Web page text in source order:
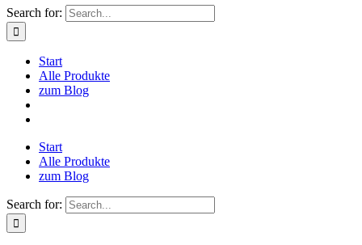
Search for:
Start
Alle Produkte
zum Blog
Start
Alle Produkte
zum Blog
Search for: